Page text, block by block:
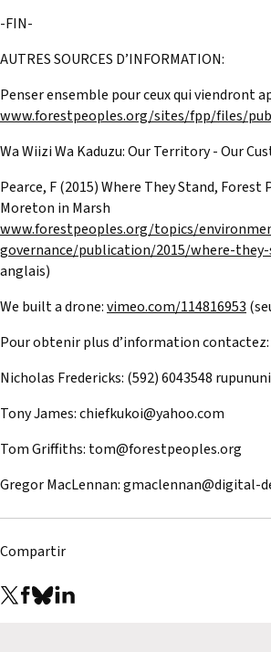
-FIN-
AUTRES SOURCES D’INFORMATION:
Penser ensemble pour ceux qui viendront
www.forestpeoples.org/sites/fpp/files/
Wa Wiizi Wa Kaduzu: Our Territory - Our
Pearce, F (2015) Where They Stand, Forest
Moreton in Marsh
www.forestpeoples.org/topics/
governance/publication/2015/where-
anglais)
We built a drone:vimeo.com/114816953
Pour obtenir plus d’information contactez:
Nicholas Fredericks: (592) 6043548
Tony James:chiefkukoi@yahoo.com
Tom Griffiths: tom@forestpeoples.org
Gregor MacLennan:gmaclennan@digital-
Compartir